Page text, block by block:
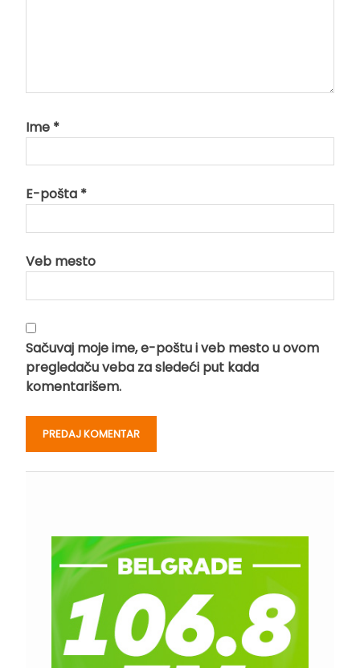
Ime *
E-pošta *
Veb mesto
Sačuvaj moje ime, e-poštu i veb mesto u ovom
pregledaču veba za sledeći put kada
komentarišem.